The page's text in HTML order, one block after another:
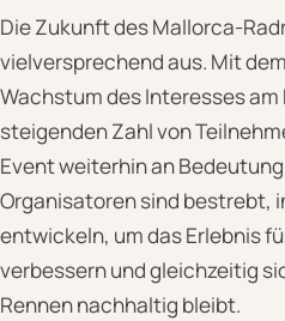
Die Zukunft des Mallorca-
vielversprechend aus. Mit
Wachstum des Interesses am
steigenden Zahl von
Event weiterhin an
Organisatoren sind bestrebt,
entwickeln, um das Erlebnis
verbessern und gleichzeitig
Rennen nachhaltig bleibt.